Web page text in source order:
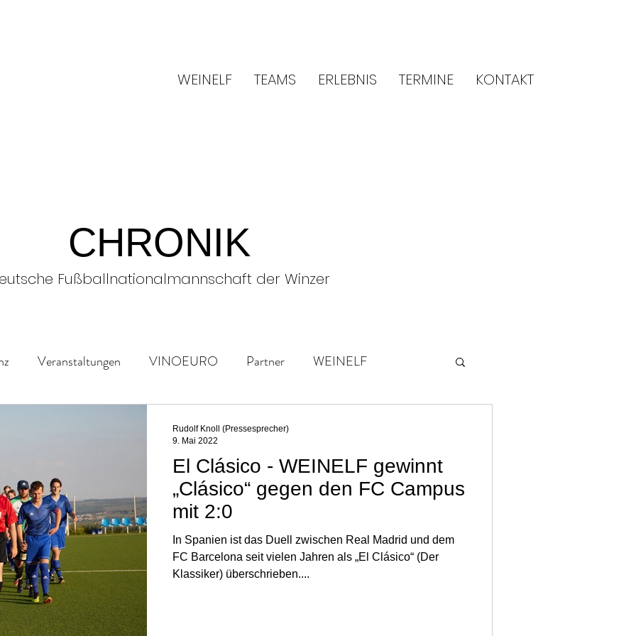
WEINELF TEAMS ERLEBNIS TERMINE KONTAKT
CHRONIK
Fußballnationalmannschaft der Winzer
Veranstaltungen VINOEURO Partner WEINELF
El Clásico - WEINELF gewinnt
„Clásico“ gegen den FC Campus
mit 2:0
In Spanien ist das Duell zwischen Real Madrid und dem
FC Barcelona seit vielen Jahren als „El Clásico“ (Der
Klassiker) überschrieben....
Rudolf Knoll (Pressesprecher)
9. Mai 2022